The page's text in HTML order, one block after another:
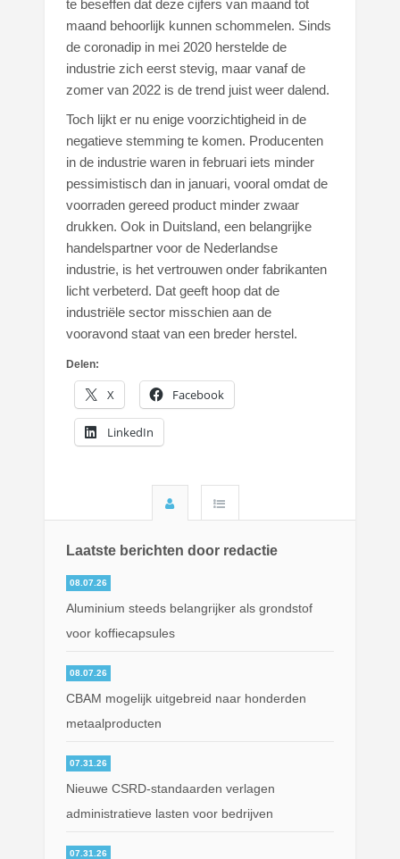
te beseffen dat deze cijfers van maand tot
maand behoorlijk kunnen schommelen. Sinds
de coronadip in mei 2020 herstelde de
industrie zich eerst stevig, maar vanaf de
zomer van 2022 is de trend juist weer dalend.
Toch lijkt er nu enige voorzichtigheid in de
negatieve stemming te komen. Producenten
in de industrie waren in februari iets minder
pessimistisch dan in januari, vooral omdat de
voorraden gereed product minder zwaar
drukken. Ook in Duitsland, een belangrijke
handelspartner voor de Nederlandse
industrie, is het vertrouwen onder fabrikanten
licht verbeterd. Dat geeft hoop dat de
industriële sector misschien aan de
vooravond staat van een breder herstel.
Delen:
X Facebook
LinkedIn
Laatste berichten door redactie
08.07.26
Aluminium steeds belangrijker als grondstof
voor koffiecapsules
08.07.26
CBAM mogelijk uitgebreid naar honderden
metaalproducten
07.31.26
Nieuwe CSRD-standaarden verlagen
administratieve lasten voor bedrijven
07.31.26